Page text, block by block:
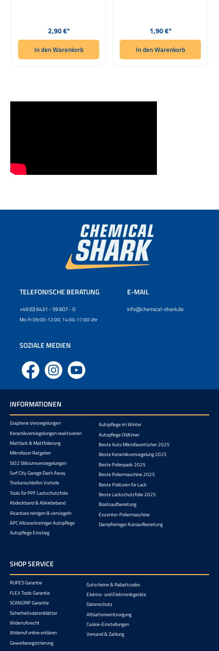
Regulärer Preis:
2,90 €*
In den Warenkorb
Regulärer Preis:
1,90 €*
In den Warenkorb
TELEFONISCHE BERATUNG
+49 (0) 6431 - 59 607 - 0
Mo-Fr 09:00-12:00, 14:00-17:00 Uhr
E-MAIL
info@chemical-shark.de
SOZIALE MEDIEN
Facebook Instagram YouTube
INFORMATIONEN
Graphene Versiegelungen
Keramikversiegelungen reaktivieren
Mattlack & Mattfolierung
Mikrofaser Ratgeber
SiO2 Sliliciumversiegelungen
Surf City Garage Dash Away
Trockenschleifen Vorteile
Tools für PPF Lackschutzfolie
Abdeckband & Abklebeband
Alcantara reinigen & versiegeln
APC Allzweckreiniger Autopflege
Autopflege Einstieg
Autopflege im Winter
Autopflege Oldtimer
Beste Auto Mikrofasertücher 2025
Beste Keramikversiegelung 2025
Beste Polierpads 2025
Beste Poliermaschine 2025
Beste Polituren für Lack
Beste Lackschutzfolie 2025
Bootsaufbereitung
Exzenter-Poliermaschine
Dampfreiniger Autoaufbereitung
SHOP SERVICE
RUPES Garantie
FLEX Tools Garantie
SCANGRIP Garantie
Sicherheitsdatenblätter
Widerrufsrecht
Widerruf online erklären
Gewerberegistrierung
Gutscheine & Rabattcodes
Elektro- und Elektronikgeräte
Datenschutz
Altbatterieentsorgung
Cookie-Einstellungen
Versand & Zahlung